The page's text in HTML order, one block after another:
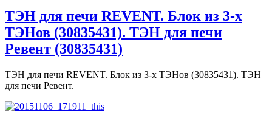
ТЭН для печи REVENT. Блок из 3-х
ТЭНов (30835431). ТЭН для печи
Ревент (30835431)
ТЭН для печи REVENT. Блок из 3-х ТЭНов (30835431). ТЭН
для печи Ревент.